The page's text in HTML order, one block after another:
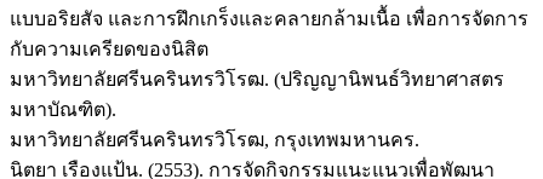
แบบอริยสัจ และการฝึกเกร็งและคลายกล้ามเนื้อ เพื่อการจัดการ
กับความเครียดของนิสิต
มหาวิทยาลัยศรีนครินทรวิโรฒ. (ปริญญานิพนธ์วิทยาศาสตร
มหาบัณฑิต).
มหาวิทยาลัยศรีนครินทรวิโรฒ, กรุงเทพมหานคร.
นิตยา เรืองแป้น. (2553). การจัดกิจกรรมแนะแนวเพื่อพัฒนา